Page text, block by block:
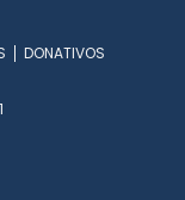
DONATIVOS